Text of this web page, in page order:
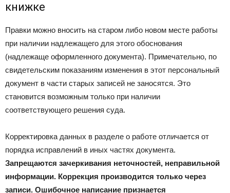
книжке
Правки можно вносить на старом либо новом месте работы
при наличии надлежащего для этого обоснования
(надлежаще оформленного документа). Примечательно, по
свидетельским показаниям изменения в этот персональный
документ в части старых записей не заносятся. Это
становится возможным только при наличии
соответствующего решения суда.
Корректировка данных в разделе о работе отличается от
порядка исправлений в иных частях документа.
Запрещаются зачеркивания неточностей, неправильной
информации. Коррекция производится только через
записи. Ошибочное написание признается